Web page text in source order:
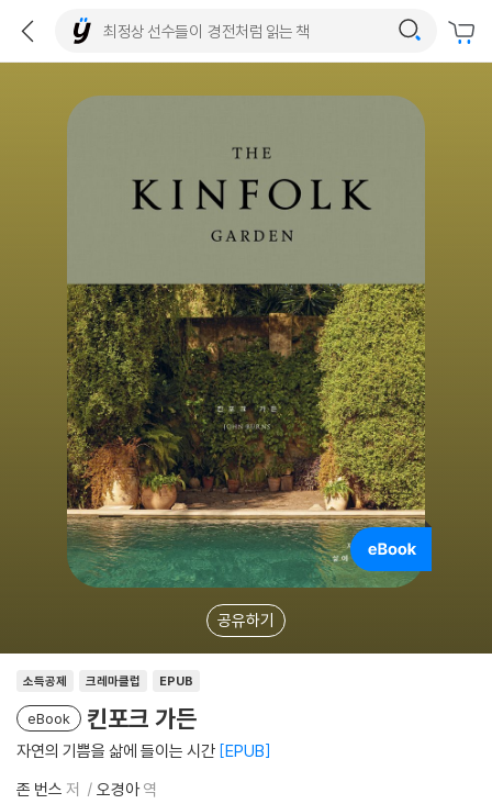
공유하기
소득공제 크레마클럽 EPUB
eBook 킨포크 가든
자연의 기쁨을 삶에 들이는 시간 EPUB
존 번스 저 오경아역